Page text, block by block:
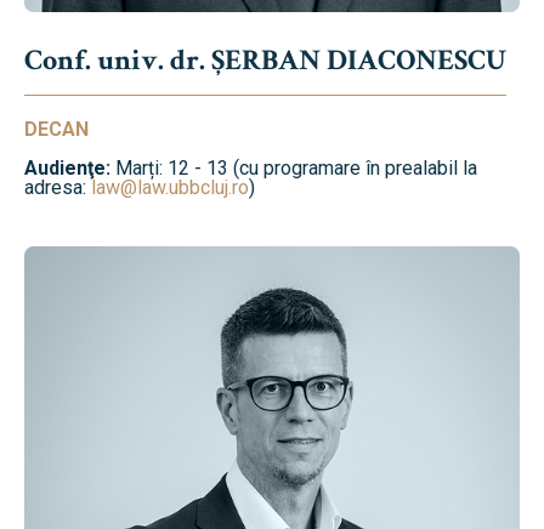
Conf. univ. dr. ȘERBAN DIACONESCU
DECAN
Audienţe: Marți: 12 - 13 (cu programare în prealabil la
adresa:law@law.ubbcluj.ro)